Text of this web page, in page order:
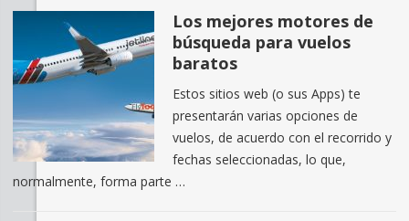
Los mejores motores de
búsqueda para vuelos
baratos
Estos sitios web (o sus Apps) te
presentarán varias opciones de
vuelos, de acuerdo con el recorrido y
fechas seleccionadas, lo que,
normalmente, forma parte …